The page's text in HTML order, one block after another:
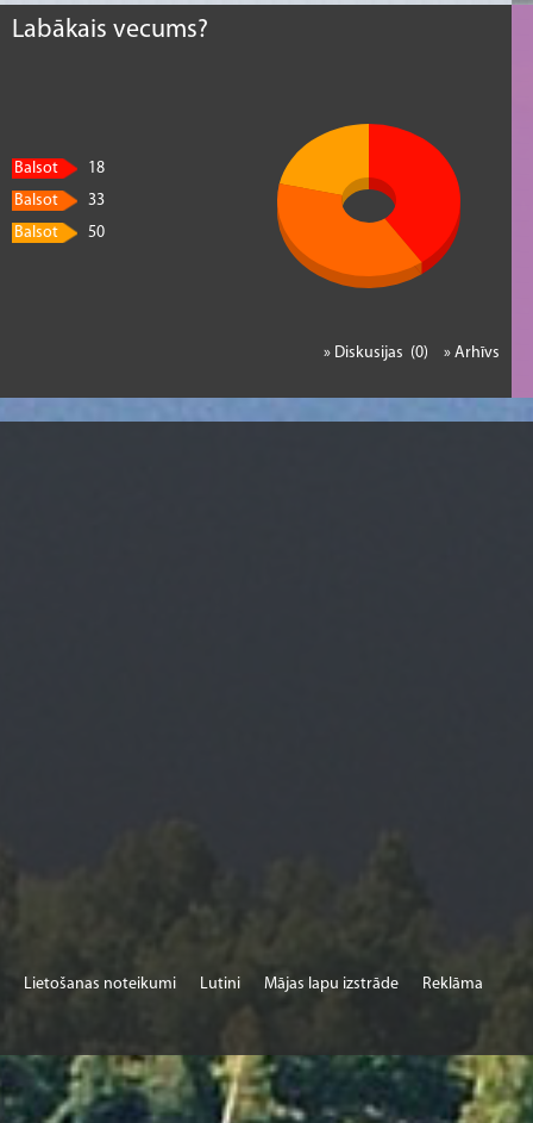
Labākais vecums?
Balsot
18
Balsot
33
Balsot
50
» Arhīvs
» Diskusijas (0)
Lietošanas noteikumi Lutini Mājas lapu izstrāde Reklāma